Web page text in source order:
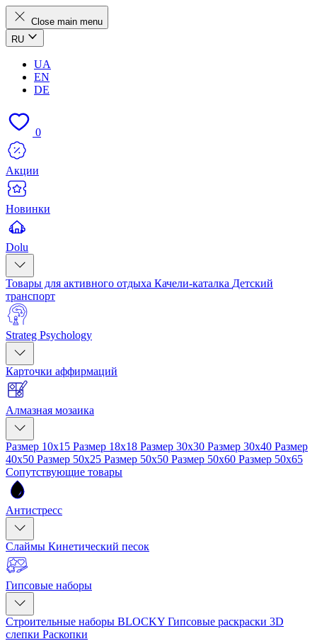
Close main menu
RU
UA
EN
DE
0
Акции
Новинки
Dolu
Товары для активного отдыха Качели-каталка Детский
транспорт
Strateg Psychology
Карточки аффирмаций
Алмазная мозаика
Размер 10x15 Размер 18x18 Размер 30x30 Размер 30x40 Размер
40x50 Размер 50x25 Размер 50x50 Размер 50x60 Размер 50x65
Сопутствующие товары
Антистресс
Слаймы Кинетический песок
Гипсовые наборы
Строительные наборы BLOCKY Гипсовые раскраски 3D
слепки Раскопки